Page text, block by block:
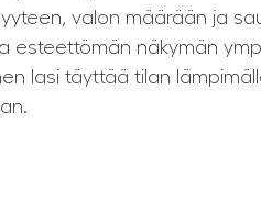
valon määrään ja
esteettömän näkymän
lasi täyttää tilan